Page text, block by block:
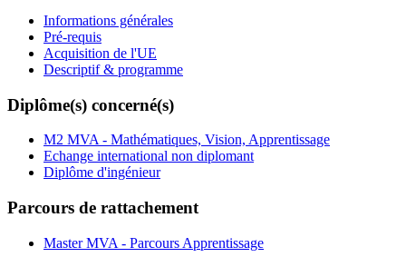
Informations générales
Pré-requis
Acquisition de l'UE
Descriptif & programme
Diplôme(s) concerné(s)
M2 MVA - Mathématiques, Vision, Apprentissage
Echange international non diplomant
Diplôme d'ingénieur
Parcours de rattachement
Master MVA - Parcours Apprentissage